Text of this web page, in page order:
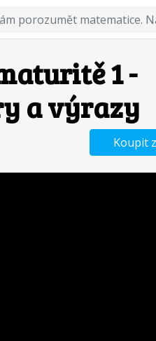
1 -
a výrazy
Koupit